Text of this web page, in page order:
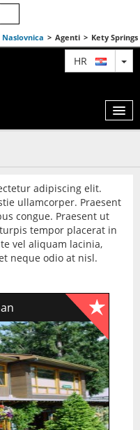
Naslovnica > Agenti > Kety Springs
HR
adipiscing elit.
ullamcorper. Praesent
congue. Praesent ut
tempor placerat in
vel aliquam lacinia,
neque odio at nisl.